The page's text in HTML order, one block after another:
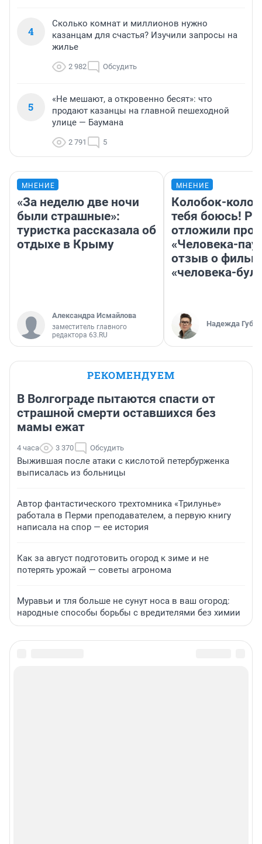
4
Сколько комнат и миллионов нужно
казанцам для счастья? Изучили запросы на
жилье
2 982 Обсудить
5
«Не мешают, а откровенно бесят»: что
продают казанцы на главной пешеходной
улице — Баумана
2 791 5
МНЕНИЕ
«За неделю две ночи
были страшные»:
туристка рассказала об
отдыхе в Крыму
Александра Исмайлова
заместитель главного
редактора 63.RU
МНЕНИЕ
Колобок-
тебя боюсь!
отложили
«Человека-
отзыв о
«человека-
Надежда
РЕКОМЕНДУЕМ
В Волгограде пытаются спасти от
страшной смерти оставшихся без
мамы ежат
4 часа 3 370 Обсудить
Выжившая после атаки с кислотой петербурженка
выписалась из больницы
Автор фантастического трехтомника «Трилунье»
работала в Перми преподавателем, а первую книгу
написала на спор — ее история
Как за август подготовить огород к зиме и не
потерять урожай — советы агронома
Муравьи и тля больше не сунут носа в ваш огород:
народные способы борьбы с вредителями без химии